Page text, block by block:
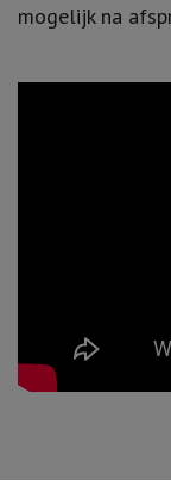
mogelijk na